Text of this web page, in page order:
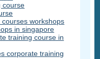
course
workshops
in singapore
training course in
corporate training